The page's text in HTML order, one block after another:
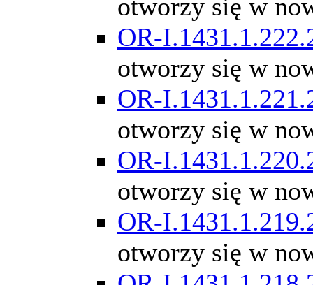
otworzy się w
OR-
otworzy się w
OR-
otworzy się w
OR-
otworzy się w
OR-
otworzy się w